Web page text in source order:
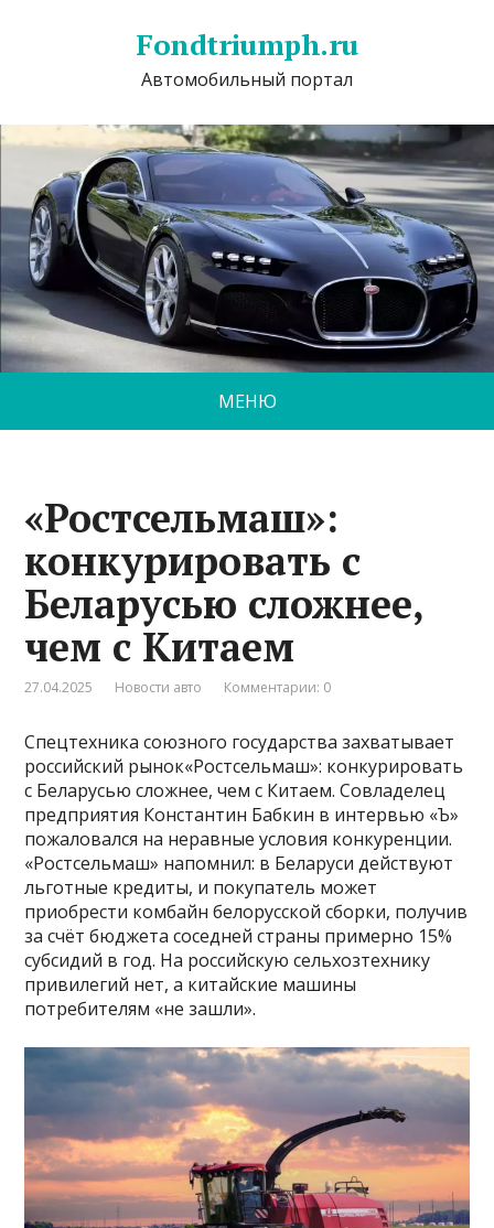
Fondtriumph.ru
Автомобильный портал
МЕНЮ
«Ростсельмаш»:
конкурировать с
Беларусью сложнее,
чем с Китаем
27.04.2025 Новости авто Комментарии: 0
Спецтехника союзного государства захватывает
российский рынок«Ростсельмаш»: конкурировать
с Беларусью сложнее, чем с Китаем. Совладелец
предприятия Константин Бабкин в интервью «Ъ»
пожаловался на неравные условия конкуренции.
«Ростсельмаш» напомнил: в Беларуси действуют
льготные кредиты, и покупатель может
приобрести комбайн белорусской сборки, получив
за счёт бюджета соседней страны примерно 15%
субсидий в год. На российскую сельхозтехнику
привилегий нет, а китайские машины
потребителям «не зашли».